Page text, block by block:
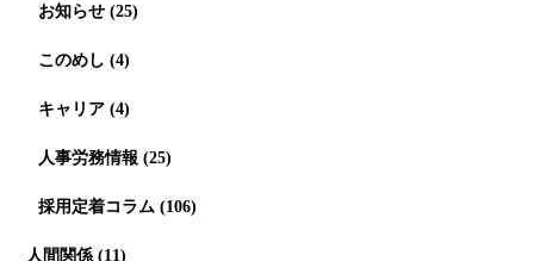
お知らせ (25)
このめし (4)
キャリア (4)
人事労務情報 (25)
採用定着コラム (106)
人間関係 (11)